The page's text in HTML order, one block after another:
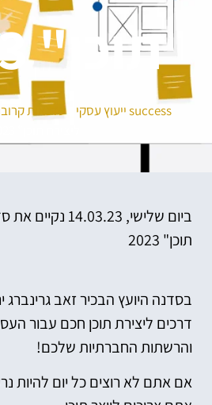
תוכן" 2023
success ייעוץ עסקי »סדנאות
תוכן" 2023
בסדנה היועץ הבכיר זאב גרינברג
דרכים ליצירת תוכן חכם עבור
והרשתות החברתיות שלכם!
אם אתם לא רוצים כל יום להיות